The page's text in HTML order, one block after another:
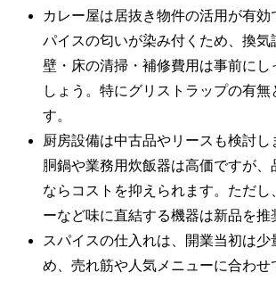
カレー屋は居抜き物件の活用が有効
パイスの匂いが染み付くため、換気
壁・床の清掃・補修費用は事前にし
しょう。特にグリストラップの有
す。
厨房設備は中古品やリースも検討
胴鍋や業務用炊飯器は高価ですが、
ならコストを抑えられます。ただし
ーなど味に直結する機器は新品を推
スパイスの仕入れは、開業当初は少
め、売れ筋や人気メニューに合わせ